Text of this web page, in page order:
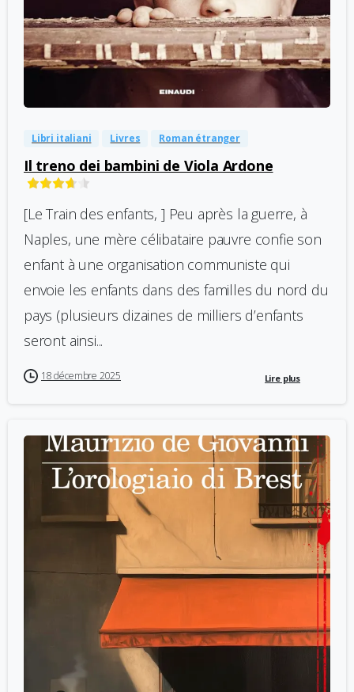
0
Libri italiani Livres Roman étranger
Il treno dei bambini de Viola Ardone
[Le Train des enfants, ] Peu après la guerre, à
Naples, une mère célibataire pauvre confie son
enfant à une organisation communiste qui
envoie les enfants dans des familles du nord du
pays (plusieurs dizaines de milliers d’enfants
seront ainsi...
18 décembre 2025 Lire plus